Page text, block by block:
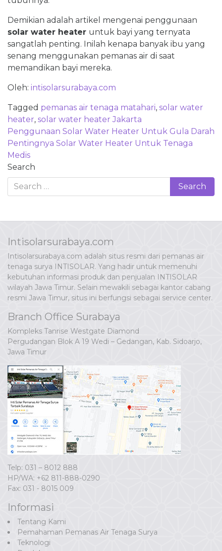
Demikian adalah artikel mengenai penggunaan
solar water heater untuk bayi yang ternyata
sangatlah penting. Inilah kenapa banyak ibu yang
senang menggunakan pemanas air di saat
memandikan bayi mereka.
Oleh: intisolarsurabaya.com
Tagged pemanas air tenaga matahari, solar water
heater, solar water heater Jakarta
Post
navigation
Penggunaan Solar Water Heater Untuk Gula Darah
Pentingnya Solar Water Heater Untuk Tenaga
Medis
Search
Intisolarsurabaya.com
Intisolarsurabaya.com adalah situs resmi dari pemanas air
tenaga surya INTISOLAR. Yang hadir untuk memenuhi
kebutuhan informasi produk dan penjualan INTISOLAR
wilayah Jawa Timur. Selain mewakili sebagai kantor cabang
resmi Jawa Timur, situs ini berfungsi sebagai service center.
Branch Office Surabaya
Kompleks Tanrise Westgate Diamond
Pergudangan Blok A 19 Wedi – Gedangan, Kab. Sidoarjo,
Jawa Timur
Telp: 031 – 8012 888
HP/WA: +62 811-888-0290
Fax: 031 - 8015 009
Informasi
Tentang Kami
Pemahaman Pemanas Air Tenaga Surya
Teknologi